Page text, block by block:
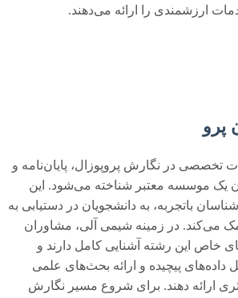
ارزشمندی را ارائه می‌دهند.
تخصصی در نگارش پروپوزال، پایان‌نامه و
یک موسسه معتبر شناخته می‌شود. این
باتجربه، به دانشجویان در دستیابی به
می‌کند. در زمینه شیمی آلی، مشاوران
خاص این رشته آشنایی کامل دارند و
داده‌های پیچیده و ارائه بحث‌های علمی
ارائه دهند. برای شروع مسیر نگارش